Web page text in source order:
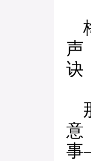
声
诀
意